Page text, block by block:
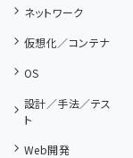
ネットワーク
仮想化／コンテナ
OS
設計／手法／テス
ト
Web開発